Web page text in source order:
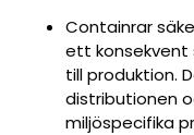
Containrar
ett konsekvent
till produktion.
distributionen
miljöspecifika